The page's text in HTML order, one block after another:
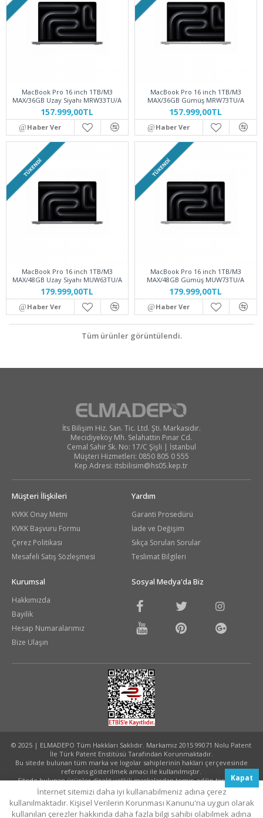
MacBook Pro 16 inch 1TB/M3
MAX/36GB Uzay Siyahı MRW33TU/A
157.999,00TL
Haber Ver
MacBook Pro 16 inch 1TB/M3
MAX/36GB Gümüş MRW73TU/A
157.999,00TL
Haber Ver
TÜKENDI
MacBook Pro 16 inch 1TB/M3
MAX/48GB Uzay Siyahı MUW63TU/A
179.999,00TL
Haber Ver
TÜKENDI
MacBook Pro 16 inch 1TB/M3
MAX/48GB Gümüş MUW73TU/A
179.999,00TL
Haber Ver
Tüm ürünler görüntülendi.
İts Bilişim Hiz. San. Tic. Ltd. Şti. Markasıdır.
Mecidiyeköy Mh. Selahattin Pınar Cd.
Cemal Sahir Sk. No: 17/C Şişli | İstanbul
Müşteri Hizmetleri: 0850 805 0 555
Kep Adresi: itsbilisim@hs05.kep.tr
Müşteri İlişkileri
KVKK Onay Metni
KVKK Başvuru Formu
Çerez Politikası
Mesafeli Satış Sözleşmesi
Yardım
Garanti Prosedürü
İade ve Değişim
Sıkça Sorulan Sorular
Teslimat Bilgileri
Kurumsal
Hakkımızda
Bayilik
Hesap Numaralarımız
Bize Ulaşın
Sosyal Medya'da Biz
© 2025 | ELMADEPO Tüm Hakkları Saklıdır. Markamız 2015 99071 Nolu Patent
İle Türk Patent Enstitüsü Tarafından Korunmaktadır.
Bu sitede bulunan tüm marka ve logolar sahiplerinin hakları çerçevesinde
referans gösterilmek amacı ile kullanılmıştır.
Sitede bulunan ürünler direkt yetkili markalardan temin edilip tarafınıza
ulaştırılmaktadır.
Tasarım ve Uygulama:
Kapat
İnternet sitemizi daha iyi kullanabilmeniz adına çerez
kullanılmaktadır. Kişisel Verilerin Korunması Kanunu'na uygun olarak
kullanılan çerezler hakkında daha fazla bilgi sahibi olabilmek adına